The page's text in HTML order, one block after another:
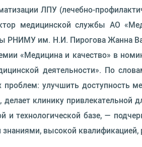
ЛПУ
медицинской службы АО
РНИМУ им. Н.И. Пирогова Жанна
«Медицина и качество» в
деятельности». По
улучшить доступность
делает клинику
и технологической базе, —
высокой квалификацией,